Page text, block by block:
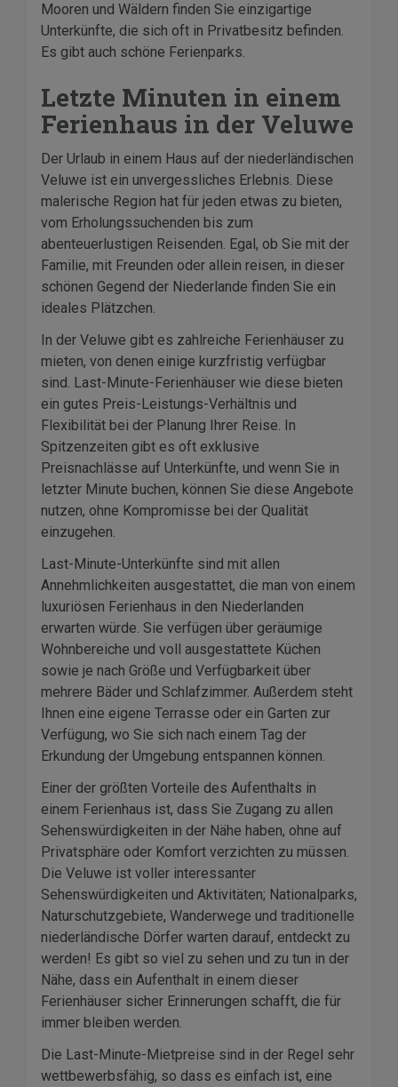
Mooren und Wäldern finden Sie einzigartige
Unterkünfte, die sich oft in Privatbesitz befinden.
Es gibt auch schöne Ferienparks.
Letzte Minuten in einem
Ferienhaus in der Veluwe
Der Urlaub in einem Haus auf der niederländischen
Veluwe ist ein unvergessliches Erlebnis. Diese
malerische Region hat für jeden etwas zu bieten,
vom Erholungssuchenden bis zum
abenteuerlustigen Reisenden. Egal, ob Sie mit der
Familie, mit Freunden oder allein reisen, in dieser
schönen Gegend der Niederlande finden Sie ein
ideales Plätzchen.
In der Veluwe gibt es zahlreiche Ferienhäuser zu
mieten, von denen einige kurzfristig verfügbar
sind. Last-Minute-Ferienhäuser wie diese bieten
ein gutes Preis-Leistungs-Verhältnis und
Flexibilität bei der Planung Ihrer Reise. In
Spitzenzeiten gibt es oft exklusive
Preisnachlässe auf Unterkünfte, und wenn Sie in
letzter Minute buchen, können Sie diese Angebote
nutzen, ohne Kompromisse bei der Qualität
einzugehen.
Last-Minute-Unterkünfte sind mit allen
Annehmlichkeiten ausgestattet, die man von einem
luxuriösen Ferienhaus in den Niederlanden
erwarten würde. Sie verfügen über geräumige
Wohnbereiche und voll ausgestattete Küchen
sowie je nach Größe und Verfügbarkeit über
mehrere Bäder und Schlafzimmer. Außerdem steht
Ihnen eine eigene Terrasse oder ein Garten zur
Verfügung, wo Sie sich nach einem Tag der
Erkundung der Umgebung entspannen können.
Einer der größten Vorteile des Aufenthalts in
einem Ferienhaus ist, dass Sie Zugang zu allen
Sehenswürdigkeiten in der Nähe haben, ohne auf
Privatsphäre oder Komfort verzichten zu müssen.
Die Veluwe ist voller interessanter
Sehenswürdigkeiten und Aktivitäten; Nationalparks,
Naturschutzgebiete, Wanderwege und traditionelle
niederländische Dörfer warten darauf, entdeckt zu
werden! Es gibt so viel zu sehen und zu tun in der
Nähe, dass ein Aufenthalt in einem dieser
Ferienhäuser sicher Erinnerungen schafft, die für
immer bleiben werden.
Die Last-Minute-Mietpreise sind in der Regel sehr
wettbewerbsfähig, so dass es einfach ist, eine